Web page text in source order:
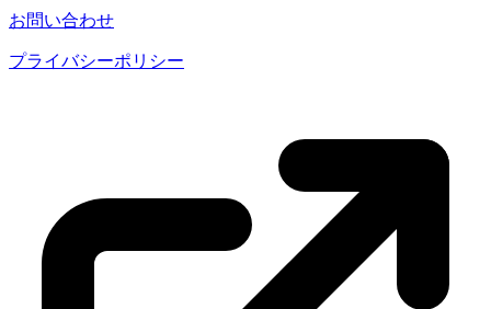
お問い合わせ
プライバシーポリシー